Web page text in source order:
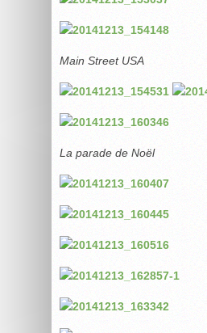
Main Street USA
La parade de Noël